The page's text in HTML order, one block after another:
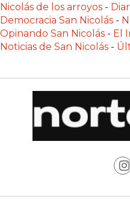
MÁS
GASTRONÓMICOS
ELIGEN
RECIBIR
PEDIDOS
Nicolás de los arroyos -
Democracia San Nicolás -
Opinando San Nicolás - El
Noticias de San Nicolás -